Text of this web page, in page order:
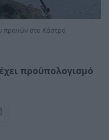
πρανών στο Κάστρο
προϋπολογισμό